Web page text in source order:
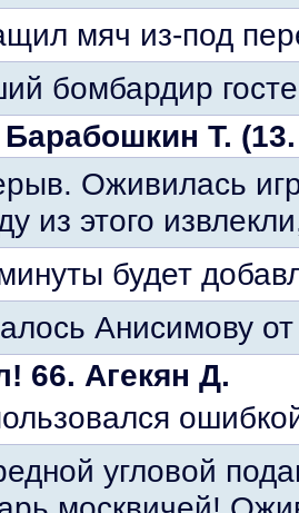
мяч из-под
бомбардир
Барабошкин Т.
Оживилась
из этого
будет
Анисимову
66. Агекян Д.
угловой